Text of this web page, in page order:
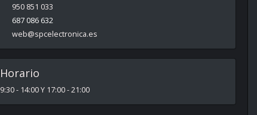
950 851 033
687 086 632
web@spcelectronica.es
Horario
9:30 - 14:00 Y 17:00 - 21:00